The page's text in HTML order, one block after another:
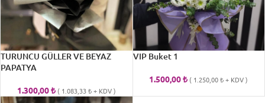
TURUNCU GÜLLER VE BEYAZ
PAPATYA
1.300,00₺ ( 1.083,33₺+ KDV )
VIP Buket 1
1.500,00₺ ( 1.250,00₺+ KDV )